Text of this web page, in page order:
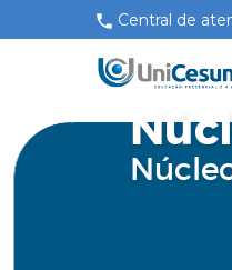
Central de